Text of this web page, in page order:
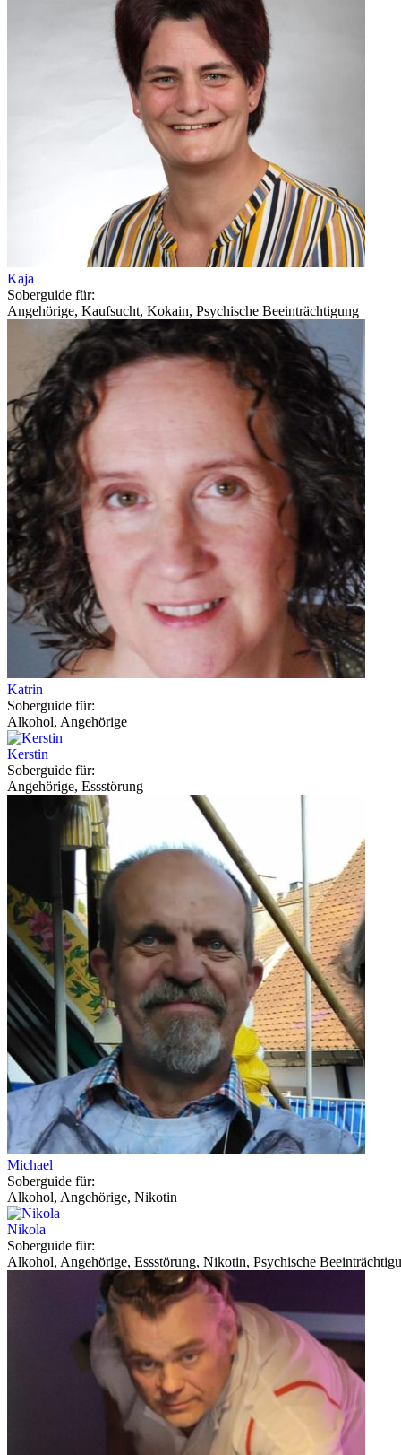
Kaja
Soberguide für:
Angehörige, Kaufsucht, Kokain, Psychische Beeinträchtigung
Katrin
Soberguide für:
Alkohol, Angehörige
Kerstin
Soberguide für:
Angehörige, Essstörung
Michael
Soberguide für:
Alkohol, Angehörige, Nikotin
Nikola
Soberguide für:
Alkohol, Angehörige, Essstörung, Nikotin, Psychische